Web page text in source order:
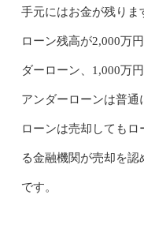
手元にはお金が残りま
ローン残高が2,000万
ダーローン、1,000万
アンダーローンは普
ローンは売却しても
る金融機関が売却を
です。